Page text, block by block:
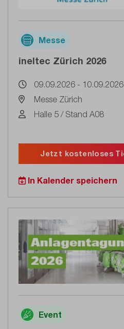
Messe
ineltec Zürich 2026
09.09.2026 - 10.09.2026
Messe Zürich
Halle 5 / Stand A08
In Kalender speichern
Event